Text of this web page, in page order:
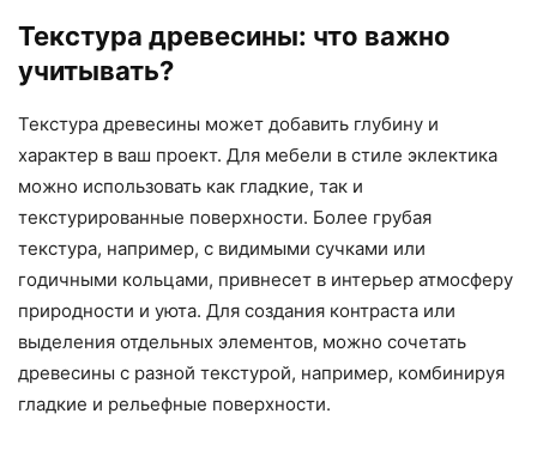
Текстура древесины: что важно
учитывать?
Текстура древесины может добавить глубину и
характер в ваш проект. Для мебели в стиле эклектика
можно использовать как гладкие, так и
текстурированные поверхности. Более грубая
текстура, например, с видимыми сучками или
годичными кольцами, привнесет в интерьер атмосферу
природности и уюта. Для создания контраста или
выделения отдельных элементов, можно сочетать
древесины с разной текстурой, например, комбинируя
гладкие и рельефные поверхности.